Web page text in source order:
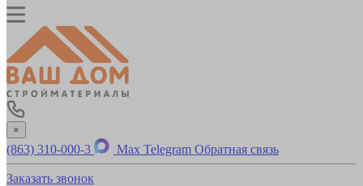
×
(863) 310-000-3 Max Telegram Обратная связь
Заказать звонок